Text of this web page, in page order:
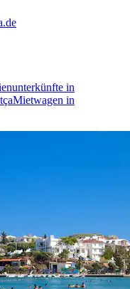
in
Mietwagen in